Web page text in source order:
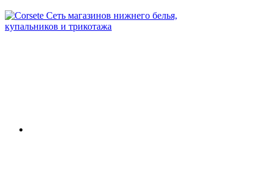
Сеть магазинов нижнего белья,
купальников и трикотажа